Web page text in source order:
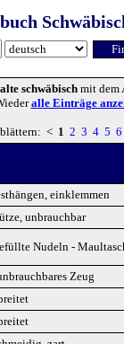
schwäbischmit dem
alle Einträge
< 1 2 3 4 5 6
einklemmen
unbrauchbar
Nudeln -
Zeug